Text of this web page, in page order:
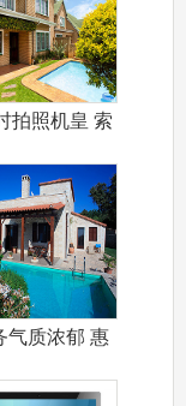
拍照机皇 索
气质浓郁 惠